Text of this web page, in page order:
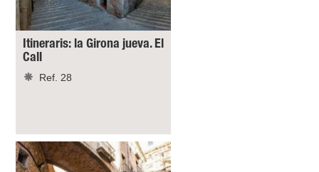
Itineraris: la Girona jueva. El
Call
Ref. 28